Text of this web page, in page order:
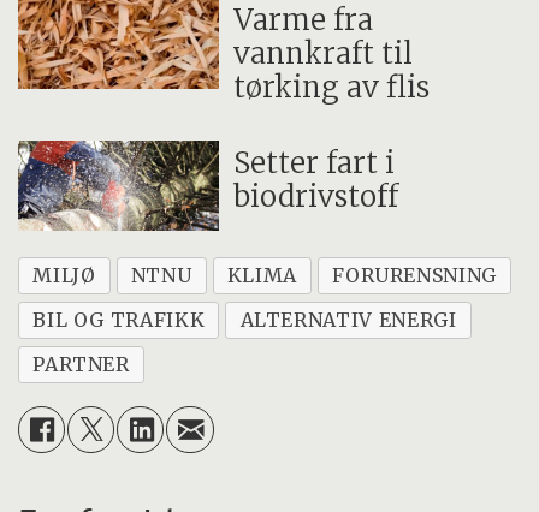
Varme fra
vannkraft til
tørking av flis
Setter fart i
biodrivstoff
MILJØ NTNU KLIMA
FORURENSNING
BIL OG TRAFIKK
ALTERNATIV ENERGI
PARTNER